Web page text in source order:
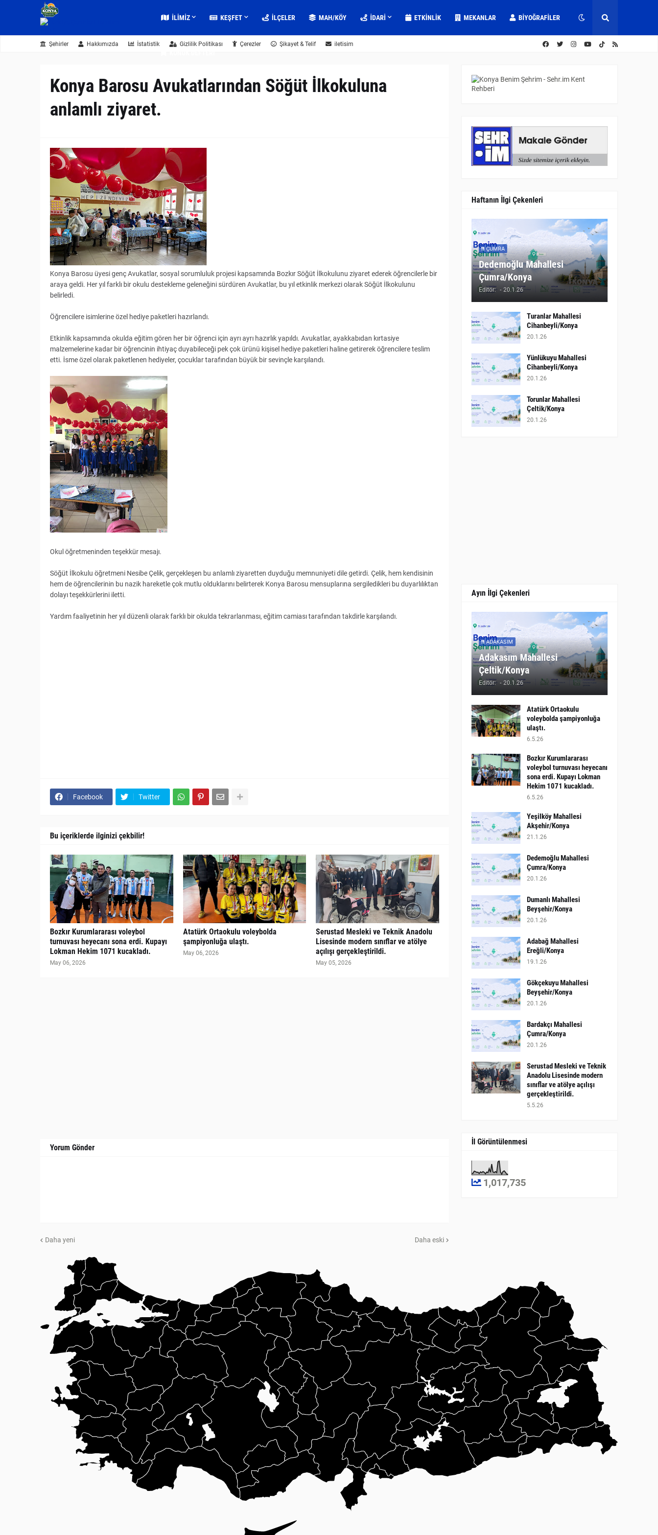
İLIMIZ KEŞFET İLÇELER MAH/KÖY IDARI ETKINLIK MEKANLAR BIYOĞRAFILER
Şehirler Hakkımızda İstatistik Gizlilik Politikası Çerezler Şikayet & Telif iletisim
Konya Barosu Avukatlarından Söğüt İlkokuluna
anlamlı ziyaret.
Konya Barosu üyesi genç Avukatlar, sosyal sorumluluk projesi kapsamında Bozkır Söğüt İlkokulunu ziyaret ederek öğrencilerle bir
araya geldi. Her yıl farklı bir okulu destekleme geleneğini sürdüren Avukatlar, bu yıl etkinlik merkezi olarak Söğüt İlkokulunu
belirledi.
Öğrencilere isimlerine özel hediye paketleri hazırlandı.
Etkinlik kapsamında okulda eğitim gören her bir öğrenci için ayrı ayrı hazırlık yapıldı. Avukatlar, ayakkabıdan kırtasiye
malzemelerine kadar bir öğrencinin ihtiyaç duyabileceği pek çok ürünü kişisel hediye paketleri haline getirerek öğrencilere teslim
etti. İsme özel olarak paketlenen hediyeler, çocuklar tarafından büyük bir sevinçle karşılandı.
Okul öğretmeninden teşekkür mesajı.
Söğüt İlkokulu öğretmeni Nesibe Çelik, gerçekleşen bu anlamlı ziyaretten duyduğu memnuniyeti dile getirdi. Çelik, hem kendisinin
hem de öğrencilerinin bu nazik hareketle çok mutlu olduklarını belirterek Konya Barosu mensuplarına sergiledikleri bu duyarlılıktan
dolayı teşekkürlerini iletti.
Yardım faaliyetinin her yıl düzenli olarak farklı bir okulda tekrarlanması, eğitim camiası tarafından takdirle karşılandı.
Facebook Twitter
Bu içeriklerde ilginizi çekbilir!
Bozkır Kurumlararası voleybol
turnuvası heyecanı sona erdi. Kupayı
Lokman Hekim 1071 kucakladı.
May 06, 2026
Atatürk Ortaokulu voleybolda
şampiyonluğa ulaştı.
May 06, 2026
​Serustad Mesleki ve Teknik Anadolu
Lisesinde modern sınıflar ve atölye
açılışı gerçekleştirildi.
May 05, 2026
Yorum Gönder
Daha yeni Daha eski
Haftanın İlgi Çekenleri
ÇUMRA
Dedemoğlu Mahallesi
Çumra/Konya
Editör: - 20.1.26
Turanlar Mahallesi
Cihanbeyli/Konya
20.1.26
Yünlükuyu Mahallesi
Cihanbeyli/Konya
20.1.26
Torunlar Mahallesi
Çeltik/Konya
20.1.26
Ayın İlgi Çekenleri
ADAKASIM
Adakasım Mahallesi
Çeltik/Konya
Editör: - 20.1.26
Atatürk Ortaokulu
voleybolda şampiyonluğa
ulaştı.
6.5.26
Bozkır Kurumlararası
voleybol turnuvası heyecanı
sona erdi. Kupayı Lokman
Hekim 1071 kucakladı.
6.5.26
Yeşilköy Mahallesi
Akşehir/Konya
21.1.26
Dedemoğlu Mahallesi
Çumra/Konya
20.1.26
Dumanlı Mahallesi
Beyşehir/Konya
20.1.26
Adabağ Mahallesi
Ereğli/Konya
19.1.26
Gökçekuyu Mahallesi
Beyşehir/Konya
20.1.26
Bardakçı Mahallesi
Çumra/Konya
20.1.26
​Serustad Mesleki ve Teknik
Anadolu Lisesinde modern
sınıflar ve atölye açılışı
gerçekleştirildi.
5.5.26
İl Görüntülenmesi
1,017,735